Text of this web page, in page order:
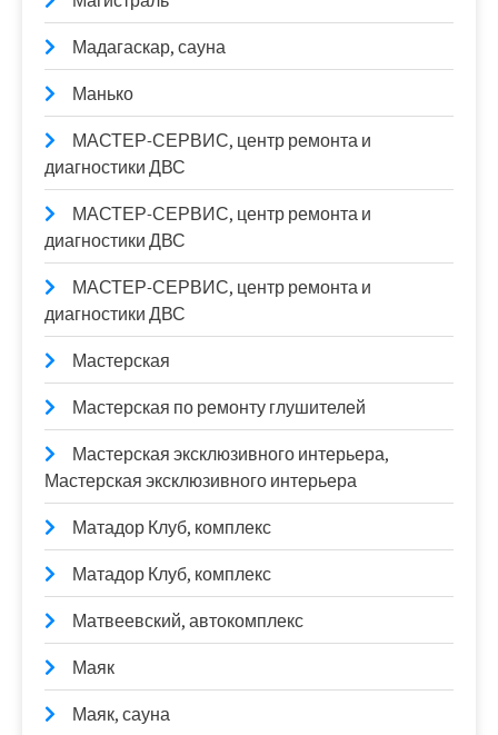
Мадагаскар, сауна
Манько
МАСТЕР-СЕРВИС, центр ремонта и
диагностики ДВС
МАСТЕР-СЕРВИС, центр ремонта и
диагностики ДВС
МАСТЕР-СЕРВИС, центр ремонта и
диагностики ДВС
Мастерская
Мастерская по ремонту глушителей
Мастерская эксклюзивного интерьера,
Мастерская эксклюзивного интерьера
Матадор Клуб, комплекс
Матадор Клуб, комплекс
Матвеевский, автокомплекс
Маяк
Маяк, сауна